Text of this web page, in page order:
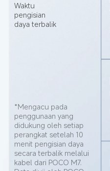
Waktu
pengisian
daya terbalik
*Mengacu pada
penggunaan yang
didukung oleh setiap
perangkat setelah 10
menit pengisian daya
secara terbalik melalui
kabel dari POCO M7.